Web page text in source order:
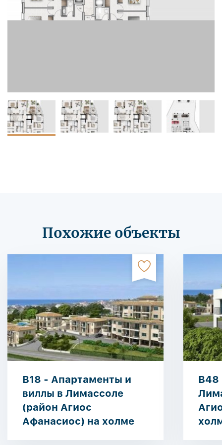
Похожие объекты
B18 - Апартаменты и
виллы в Лимассоле
(район Агиос
Афанасиос) на холме
B48